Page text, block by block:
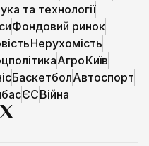
та технології
Фондовий ринок
Нерухомість
АгроКиїв
БаскетболАвтоспорт
ЄСВійна